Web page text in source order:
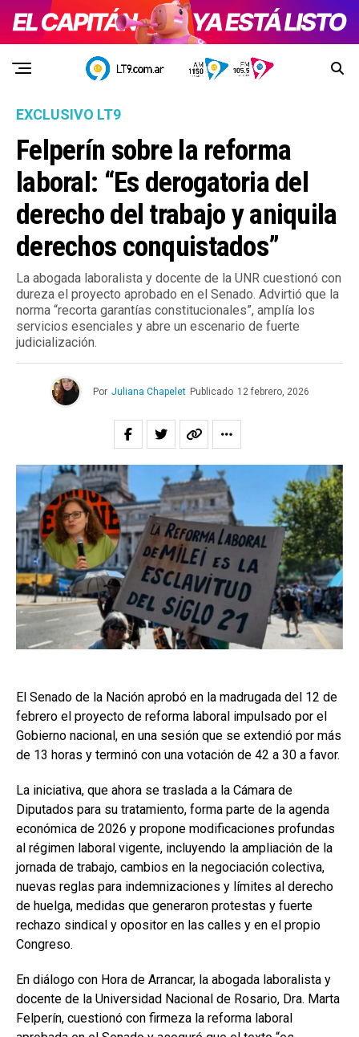
EXCLUSIVO LT9
Felperín sobre la reforma
laboral: “Es derogatoria del
derecho del trabajo y aniquila
derechos conquistados”
La abogada laboralista y docente de la UNR cuestionó con
dureza el proyecto aprobado en el Senado. Advirtió que la
norma “recorta garantías constitucionales”, amplía los
servicios esenciales y abre un escenario de fuerte
judicialización.
Por Juliana Chapelet Publicado 12 febrero, 2026
El Senado de la Nación aprobó en la madrugada del 12 de
febrero el proyecto de reforma laboral impulsado por el
Gobierno nacional, en una sesión que se extendió por más
de 13 horas y terminó con una votación de 42 a 30 a favor.
La iniciativa, que ahora se traslada a la Cámara de
Diputados para su tratamiento, forma parte de la agenda
económica de 2026 y propone modificaciones profundas
al régimen laboral vigente, incluyendo la ampliación de la
jornada de trabajo, cambios en la negociación colectiva,
nuevas reglas para indemnizaciones y límites al derecho
de huelga, medidas que generaron protestas y fuerte
rechazo sindical y opositor en las calles y en el propio
Congreso.
En diálogo con Hora de Arrancar, la abogada laboralista y
docente de la Universidad Nacional de Rosario, Dra. Marta
Felperín, cuestionó con firmeza la reforma laboral